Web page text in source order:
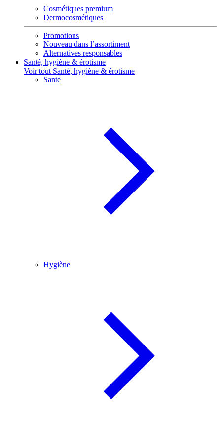
Cosmétiques premium
Dermocosmétiques
Promotions
Nouveau dans l’assortiment
Alternatives responsables
Santé, hygiène & érotisme
Voir tout Santé, hygiène & érotisme
Santé
Hygiène